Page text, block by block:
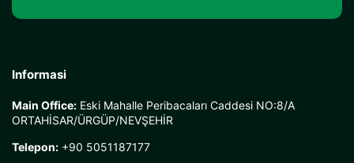
Informasi
Main Office: Eski Mahalle Peribacaları Caddesi NO:8/A
ORTAHİSAR/ÜRGÜP/NEVŞEHİR
Telepon: +90 5051187177